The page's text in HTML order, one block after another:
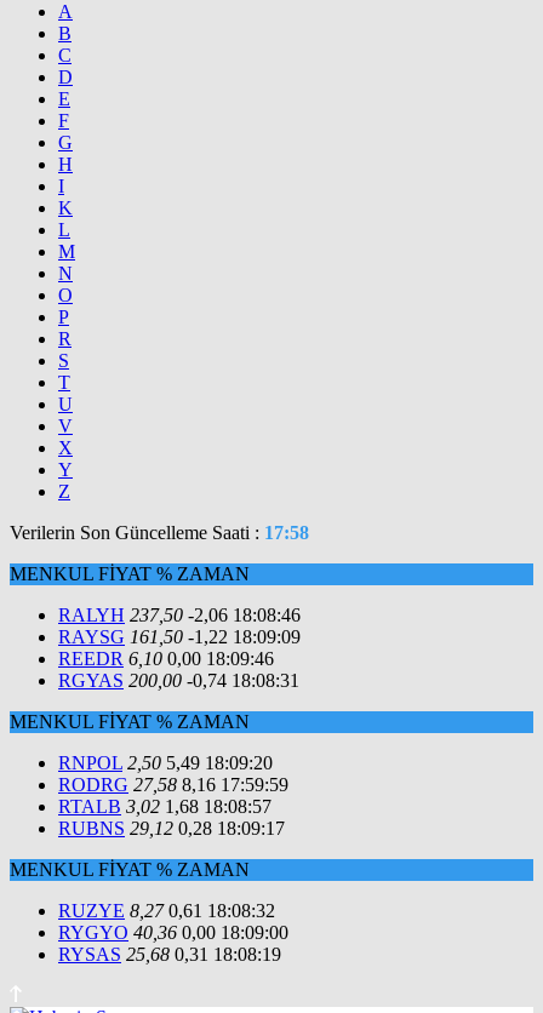
A
B
C
D
E
F
G
H
I
K
L
M
N
O
P
R
S
T
U
V
X
Y
Z
Verilerin Son Güncelleme Saati : 17:58
MENKUL FİYAT % ZAMAN
RALYH 237,50 -2,06 18:08:46
RAYSG 161,50 -1,22 18:09:09
REEDR 6,10 0,00 18:09:46
RGYAS 200,00 -0,74 18:08:31
MENKUL FİYAT % ZAMAN
RNPOL 2,50 5,49 18:09:20
RODRG 27,58 8,16 17:59:59
RTALB 3,02 1,68 18:08:57
RUBNS 29,12 0,28 18:09:17
MENKUL FİYAT % ZAMAN
RUZYE 8,27 0,61 18:08:32
RYGYO 40,36 0,00 18:09:00
RYSAS 25,68 0,31 18:08:19